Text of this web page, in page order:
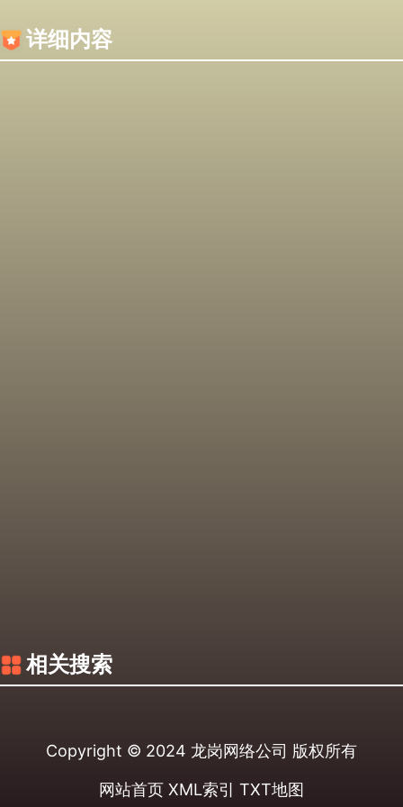
详细内容
相关搜索
Copyright © 2024 龙岗网络公司 版权所有
网站首页 XML索引 TXT地图